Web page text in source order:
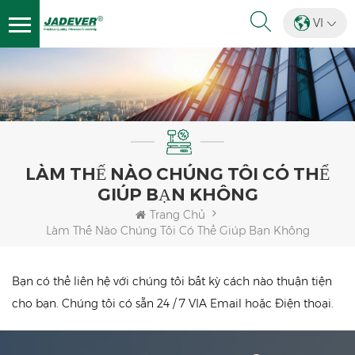
VI
LÀM THẾ NÀO CHÚNG TÔI CÓ THỂ
GIÚP BẠN KHÔNG
Trang Chủ
Làm Thế Nào Chúng Tôi Có Thể Giúp Bạn Không
Bạn có thể liên hệ với chúng tôi bất kỳ cách nào thuận tiện
cho bạn. Chúng tôi có sẵn 24 / 7 VIA Email hoặc Điện thoại.